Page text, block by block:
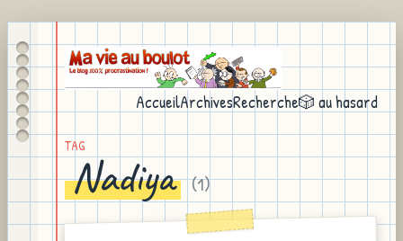
AccueilArchivesRecherche🎲 au hasard
TAG
Nadiya (1)